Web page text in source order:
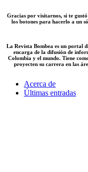
Gracias por visitarnos, si te
los botones para hacerlo a un
La Revista Bombea es un portal
encarga de la difusión de
Colombia y el mundo. Tiene
proyecten su carrera en las
Acerca de
Últimas entradas